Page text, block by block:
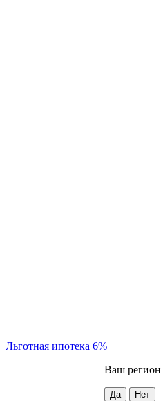
Льготная ипотека 6%
Ваш регион